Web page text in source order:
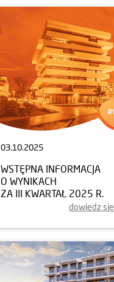
03.10.2025
WSTĘPNA INFORMACJA
O WYNIKACH
ZA III KWARTAŁ 2025 R.
dowiedz